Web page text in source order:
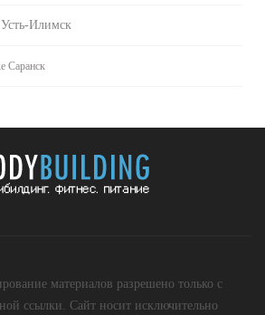
Илимск
Саранск
материалов разрешено только с
ссылки. Сайт носит исключительно